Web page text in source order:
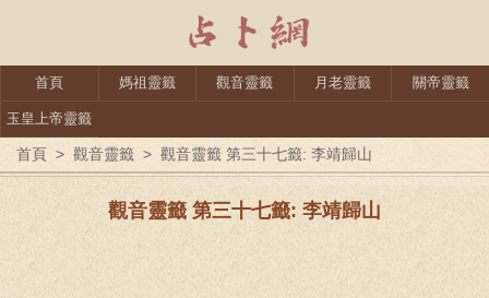
首頁 媽祖靈籤 觀音靈籤 月老靈籤 關帝靈籤
玉皇上帝靈籤
首頁 > 觀音靈籤 > 觀音靈籤 第三十七籤: 李靖歸山
觀音靈籤 第三十七籤: 李靖歸山